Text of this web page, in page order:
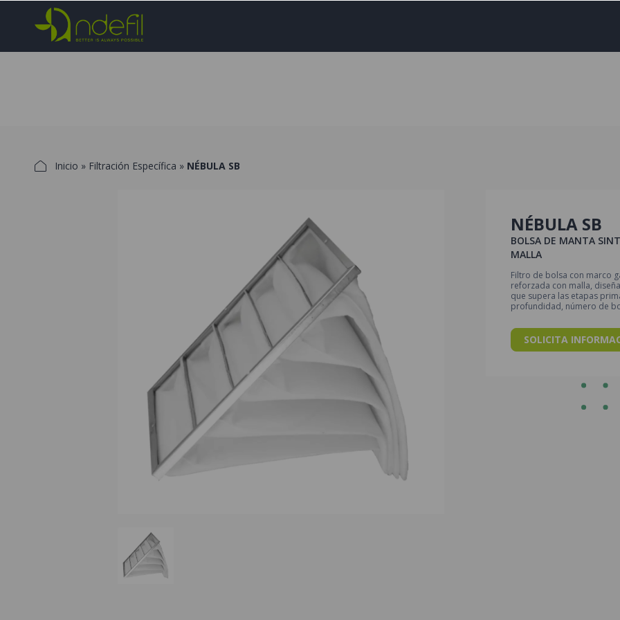
Inicio » Filtración Específica » NÉBULA SB
NÉBULA SB
BOLSA DE MANTA
MALLA
Filtro de bolsa con marco
reforzada con malla,
que supera las etapas
profundidad, número de
SOLICITA